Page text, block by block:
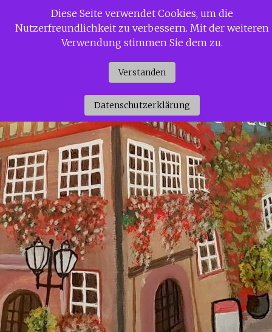
InhaltSiggi Gerdaus Welt
Diese Seite verwendet Cookies, um die
Nutzerfreundlichkeit zu verbessern. Mit der weiteren
Verwendung stimmen Sie dem zu.
Verstanden
Datenschutzerklärung